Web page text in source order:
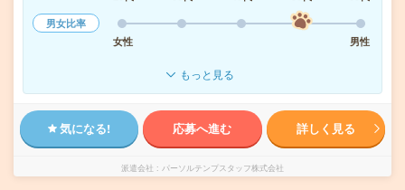
男女比率
女性
男性
もっと見る
気になる! 応募へ進む 詳しく見る
派遣会社 パーソルテンプスタッフ株式会社